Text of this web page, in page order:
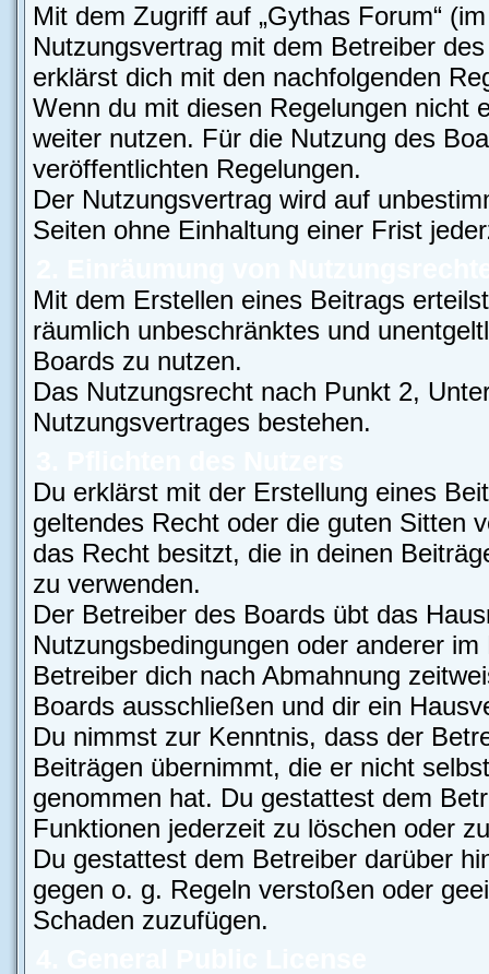
Mit dem Zugriff auf „Gythas Forum“
Nutzungsvertrag mit dem Betreiber
erklärst dich mit den nachfolgenden
Wenn du mit diesen Regelungen nicht
weiter nutzen. Für die Nutzung des
veröffentlichten Regelungen.
Der Nutzungsvertrag wird auf
Seiten ohne Einhaltung einer Frist
Mit dem Erstellen eines Beitrags
räumlich unbeschränktes und
Boards zu nutzen.
Das Nutzungsrecht nach Punkt 2,
Nutzungsvertrages bestehen.
Du erklärst mit der Erstellung eines
geltendes Recht oder die guten Sitten
das Recht besitzt, die in deinen
zu verwenden.
Der Betreiber des Boards übt das
Nutzungsbedingungen oder anderer
Betreiber dich nach Abmahnung
Boards ausschließen und dir ein
Du nimmst zur Kenntnis, dass der
Beiträgen übernimmt, die er nicht
genommen hat. Du gestattest dem
Funktionen jederzeit zu löschen oder
Du gestattest dem Betreiber darüber
gegen o. g. Regeln verstoßen oder
Schaden zuzufügen.